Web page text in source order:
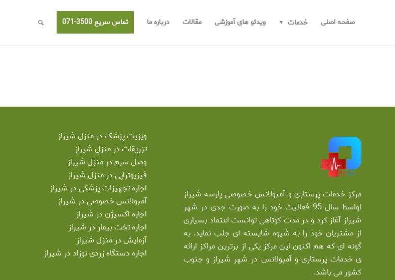
صفحه اصلی خدمات ویدئو های آموزشی مقالات درباره ما تماس سریع 3500-071
مرکز خدمات پرستاری و آمبولانس خصوصی پارسه شیراز
اواسط سال 95 فعالیت خود را به صورت جدی در شهر
شیراز آغاز کرد و در مدت کوتاهی توانست اعتماد بسیاری
از مشتریان خود را به شیوه شایسته ای جلب نماید. به
گونه ای که هم اکنون این مرکز یکی از برترین مراکز ارائه
ی خدمات پرستاری و آمبولانس در شهر شیراز و جنوب
کشور می باشد.
ویزیت پزشک در منزل شیراز
تزریقات در منزل شیراز
وصل سرم در منزل شیراز
فیزیوتراپی در منزل شیراز
اجاره تجهیزات پزشکی در شیراز
آمبولانس خصوصی در شیراز
اجاره اکسیژن در شیراز
اجاره تخت بیمار در شیراز
آزمایش در منزل شیراز
اجاره دستگاه زردی نوزاد در شیراز